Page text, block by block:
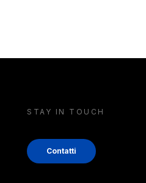
STAY IN TOUCH
Contatti